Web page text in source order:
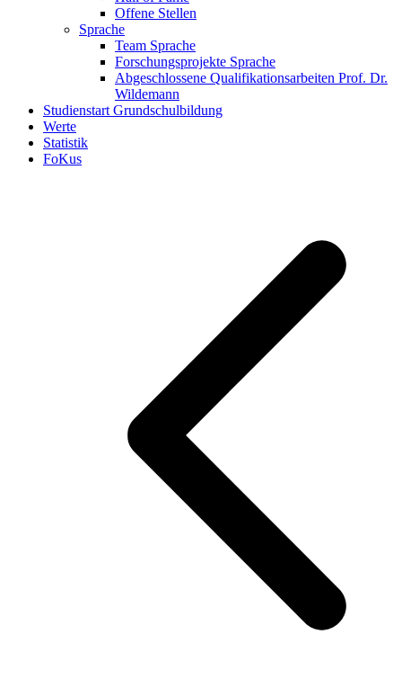
Offene Stellen
Sprache
Team Sprache
Forschungsprojekte Sprache
Abgeschlossene Qualifikationsarbeiten Prof. Dr.
Wildemann
Studienstart Grundschulbildung
Werte
Statistik
FoKus